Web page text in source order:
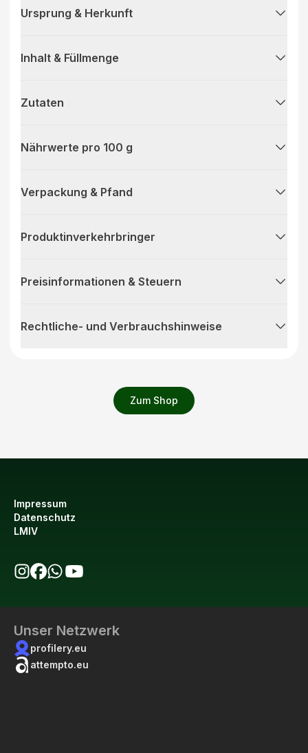
Zum Shop
Ursprung & Herkunft
Inhalt & Füllmenge
Zutaten
Nährwerte pro 100 g
Verpackung & Pfand
Produktinverkehrbringer
Preisinformationen & Steuern
Rechtliche- und Verbrauchshinweise
Impressum
Datenschutz
LMIV
Unser Netzwerk
profilery.eu
attempto.eu